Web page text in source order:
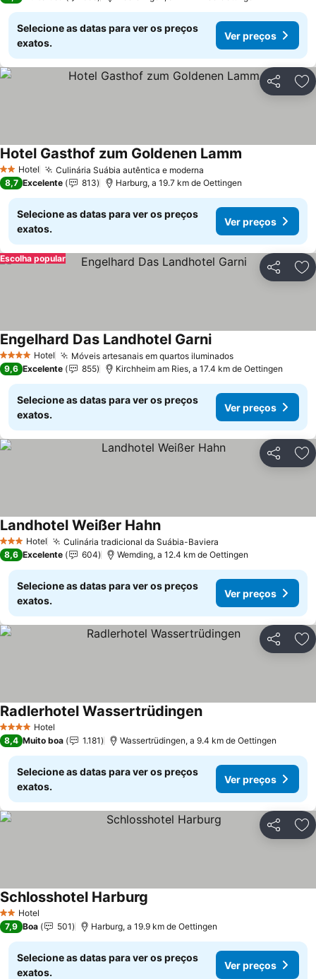
Selecione as datas para ver os preços
exatos.
Ver preços
Partilhar
2 Estrelas
Hotel Culinária Suábia autêntica e moderna
Hotel Gasthof zum Goldenen Lamm
8,7 Excelente 813 Harburg, a 19.7 km de Oettingen
Selecione as datas para ver os preços
exatos.
Ver preços
Partilhar
Escolha popular
4 EstrelasHotel Móveis artesanais em quartos iluminados
Engelhard Das Landhotel Garni
9,6 Excelente 855 Kirchheim am Ries, a 17.4 km de Oettingen
Selecione as datas para ver os preços
exatos.
Ver preços
Partilhar
3 EstrelasHotel Culinária tradicional da Suábia-Baviera
Landhotel Weißer Hahn
8,6 Excelente 604 Wemding, a 12.4 km de Oettingen
Selecione as datas para ver os preços
exatos.
Ver preços
Partilhar
4 EstrelasHotel
Radlerhotel Wassertrüdingen
8,4 Muito boa 1.181 Wassertrüdingen, a 9.4 km de Oettingen
Selecione as datas para ver os preços
exatos.
Ver preços
Partilhar
2 Estrelas
Hotel
Schlosshotel Harburg
7,9 Boa 501 Harburg, a 19.9 km de Oettingen
Selecione as datas para ver os preços
exatos.
Ver preços